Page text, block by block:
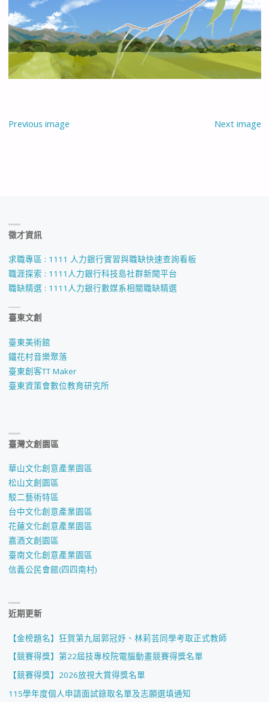
Previous image Next image
徵才資訊
求職專區 : 1111 人力銀行實習與職缺快速查詢看板
職涯探索 : 1111人力銀行科技島社群新聞平台
職缺精選 : 1111人力銀行數媒系相關職缺精選
臺東文創
臺東美術館
鐵花村音樂聚落
臺東創客TT Maker
臺東資策會數位教育研究所
臺灣文創園區
華山文化創意產業園區
松山文創園區
駁二藝術特區
台中文化創意產業園區
花蓮文化創意產業園區
嘉酒文創園區
臺南文化創意產業園區
信義公民會館(四四南村)
近期更新
【金榜題名】狂賀第九屆郭冠妤、林莉芸同學考取正式教師
【競賽得獎】第22屆技專校院電腦動畫競賽得獎名單
【競賽得獎】2026放視大賞得獎名單
115學年度個人申請面試錄取名單及志願選填通知